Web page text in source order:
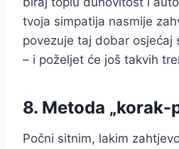
tvoja simpatija nasmije
povezuje taj dobar osjećaj
– i poželjet će još takvih
8. Metoda „korak-
Počni sitnim, lakim